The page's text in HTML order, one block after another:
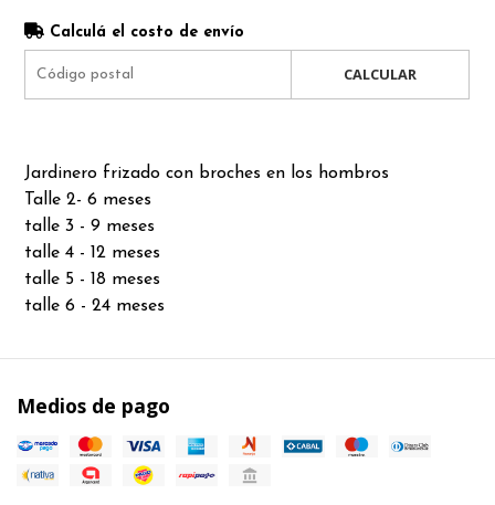
Calculá el costo de envío
CALCULAR
Jardinero frizado con broches en los hombros
Talle 2- 6 meses
talle 3 - 9 meses
talle 4 - 12 meses
talle 5 - 18 meses
talle 6 - 24 meses
Medios de pago